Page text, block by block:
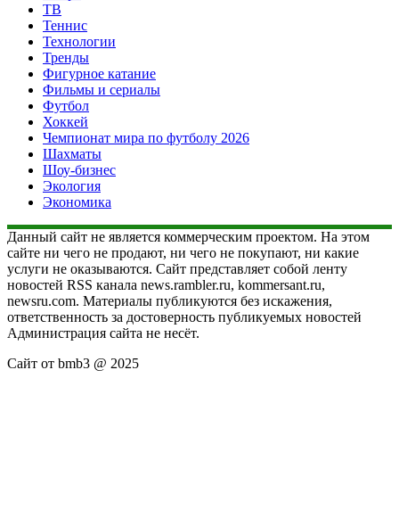
ТВ
Теннис
Технологии
Тренды
Фигурное катание
Фильмы и сериалы
Футбол
Хоккей
Чемпионат мира по футболу 2026
Шахматы
Шоу-бизнес
Экология
Экономика
Данный сайт не является коммерческим проектом. На этом
сайте ни чего не продают, ни чего не покупают, ни какие
услуги не оказываются. Сайт представляет собой ленту
новостей RSS канала news.rambler.ru, kommersant.ru,
newsru.com. Материалы публикуются без искажения,
ответственность за достоверность публикуемых новостей
Администрация сайта не несёт.
Сайт от bmb3 @ 2025